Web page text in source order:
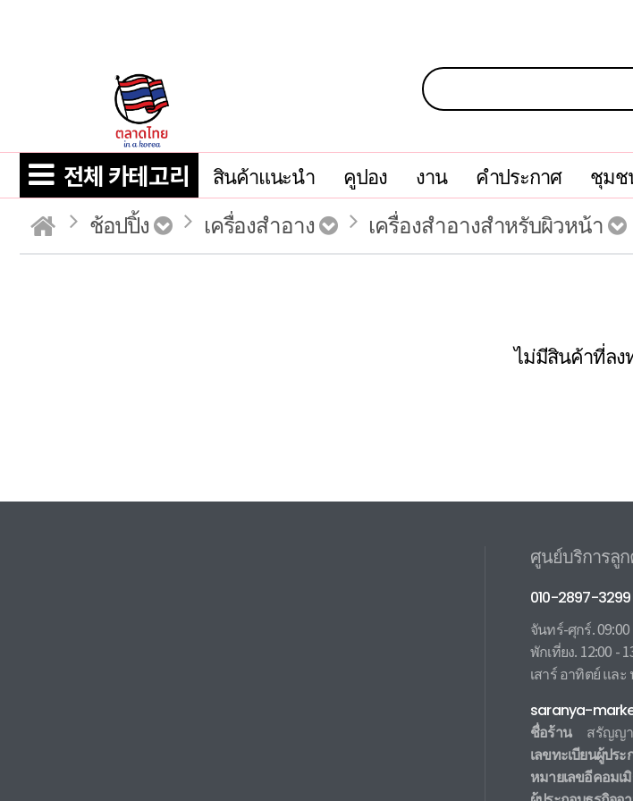
전체 카테고리 สินค้าแนะนำ คูปอง งาน คำประกาศ ชุมช
ช้อปปิ้ง เครื่องสำอาง เครื่องสำอางสำหรับผิวหน้า
ไม่มีสินค้าที่ลง
ศูนย์บริการลู
010-2897-3299
จันทร์-ศุกร์. 09:00
พักเที่ยง. 12:00 -
เสาร์ อาทิตย์ แล
saranya-
ชื่อร้าน สรัญญา
เลขทะเบียนผู้ปร
หมายเลขอีคอมเ